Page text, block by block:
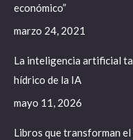
económico”
marzo 24, 2021
La inteligencia artificial
hídrico de la IA
mayo 11, 2026
Libros que transforman